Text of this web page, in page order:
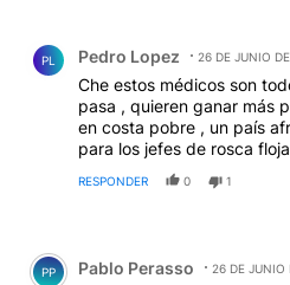
PL Pedro Lopez 26 DE JUNIO
Che estos médicos son
pasa , quieren ganar más
en costa pobre , un país
para los jefes de rosca floja
RESPONDER 0 1
Comentario de Pablo Perasso.
PP Pablo Perasso 26 DE JUNIO